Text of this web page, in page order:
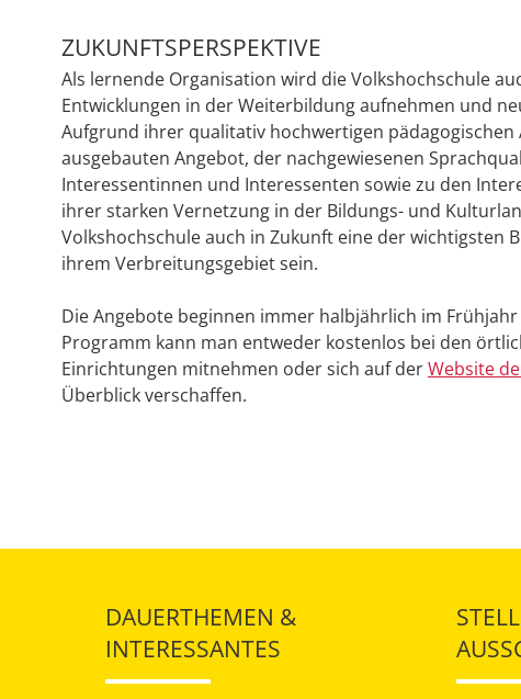
ZUKUNFTSPERSPEKTIVE
Als lernende Organisation wird die Volkshochschule
Entwicklungen in der Weiterbildung aufnehmen und
Aufgrund ihrer qualitativ hochwertigen
ausgebauten Angebot, der nachgewiesenen
Interessentinnen und Interessenten sowie zu den
ihrer starken Vernetzung in der Bildungs- und
Volkshochschule auch in Zukunft eine der wichtigsten
ihrem Verbreitungsgebiet sein.
Die Angebote beginnen immer halbjährlich im
Programm kann man entweder kostenlos bei den
Einrichtungen mitnehmen oder sich auf derWebsite
Überblick verschaffen.
DAUERTHEMEN &
INTERESSANTES